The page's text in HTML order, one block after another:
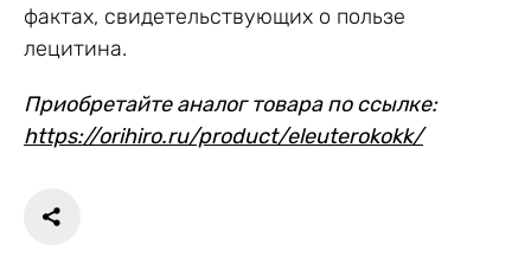
фактах, свидетельствующих о пользе
лецитина.
Приобретайте аналог товара по ссылке:
https://orihiro.ru/product/eleuterokokk/